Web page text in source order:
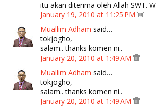
itu akan diterima oleh Allah SWT.
January 19, 2010 at 11:25 PM
Muallim Adham said…
tokjogho,
salam.. thanks komen ni..
January 20, 2010 at 1:49 AM
Muallim Adham said…
tokjogho,
salam.. thanks komen ni..
January 20, 2010 at 1:49 AM